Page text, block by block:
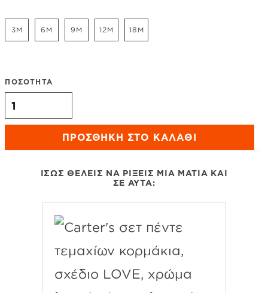
3M 6M 9M 12M 18M
ΠΟΣΟΤΗΤΑ
Carter's Σετ πέντε τεμαχίων κορμάκια, λευκό - κίτρινο,
σχέδιο λουλούδια ποσότητα
ΠΡΟΣΘΉΚΗ ΣΤΟ ΚΑΛΆΘΙ
ΊΣΩΣ ΘΈΛΕΙΣ ΝΑ ΡΊΞΕΙΣ ΜΙΑ ΜΑΤΙΆ ΚΑΙ
ΣΕ ΑΥΤΆ: